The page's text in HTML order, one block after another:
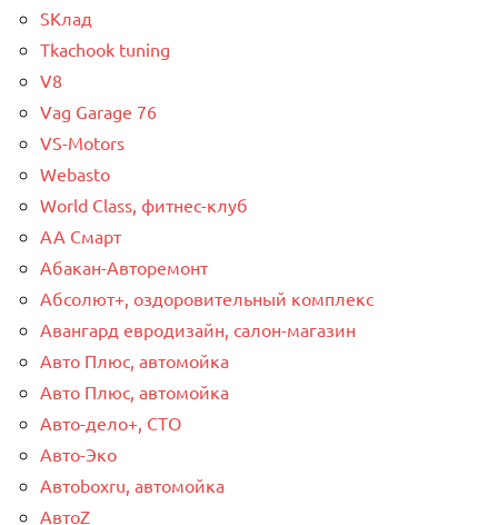
SКлад
Tkachook tuning
V8
Vag Garage 76
VS-Motors
Webasto
World Class, фитнес-клуб
АА Смарт
Абакан-Авторемонт
Абсолют+, оздоровительный комплекс
Авангард евродизайн, салон-магазин
Авто Плюс, автомойка
Авто Плюс, автомойка
Авто-дело+, СТО
Авто-Эко
Автоboxru, автомойка
АвтоZ